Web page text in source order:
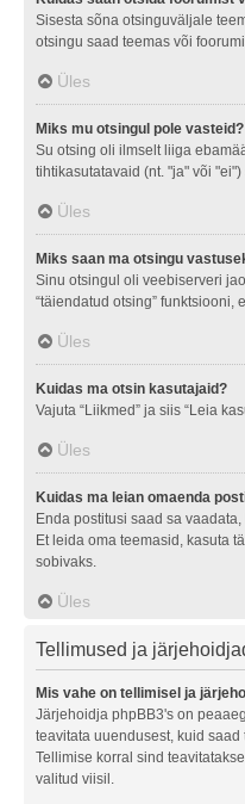
Sisesta sõna otsinguväljale
otsingu saad teemas või
Üles
Miks mu otsingul pole vasteid?
Su otsing oli ilmselt liiga
tihtikasutatavaid (nt. "ja" või "ei")
Üles
Miks saan ma otsingu
Sinu otsingul oli veebiserveri
“täiendatud otsing” funktsiooni,
Üles
Kuidas ma otsin kasutajaid?
Vajuta “Liikmed” ja siis “Leia
Üles
Kuidas ma leian omaenda
Enda postitusi saad sa
Et leida oma teemasid, kasuta
sobivaks.
Üles
Tellimused ja
Mis vahe on tellimisel ja
Järjehoidja phpBB3's on
teavitata uuendusest, kuid
Tellimise korral sind
valitud viisil.